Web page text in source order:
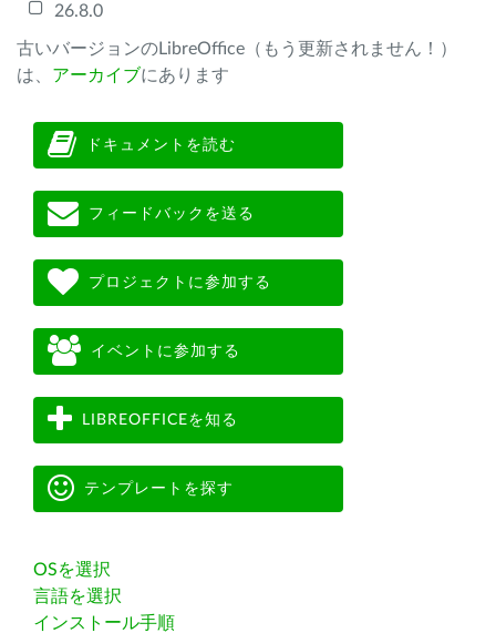
26.8.0
古いバージョンのLibreOffice（もう更新されません！）
は、 アーカイブにあります
ドキュメントを読む
フィードバックを送る
プロジェクトに参加する
イベントに参加する
LIBREOFFICEを知る
テンプレートを探す
OSを選択
言語を選択
インストール手順